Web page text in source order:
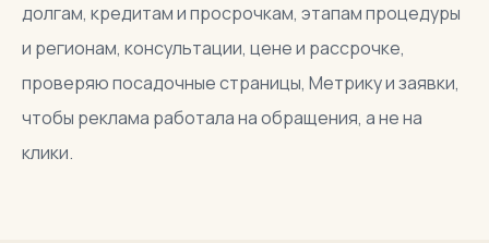
долгам, кредитам и просрочкам, этапам процедуры
и регионам, консультации, цене и рассрочке,
проверяю посадочные страницы, Метрику и заявки,
чтобы реклама работала на обращения, а не на
клики.